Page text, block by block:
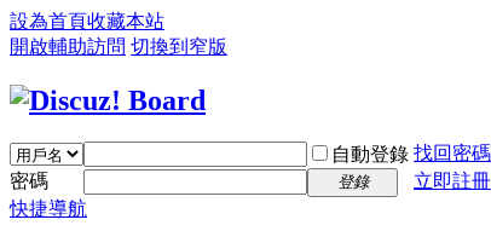
設為首頁收藏本站
開啟輔助訪問 切換到窄版
自動登錄 找回密碼
密碼
登錄
立即註冊
快捷導航